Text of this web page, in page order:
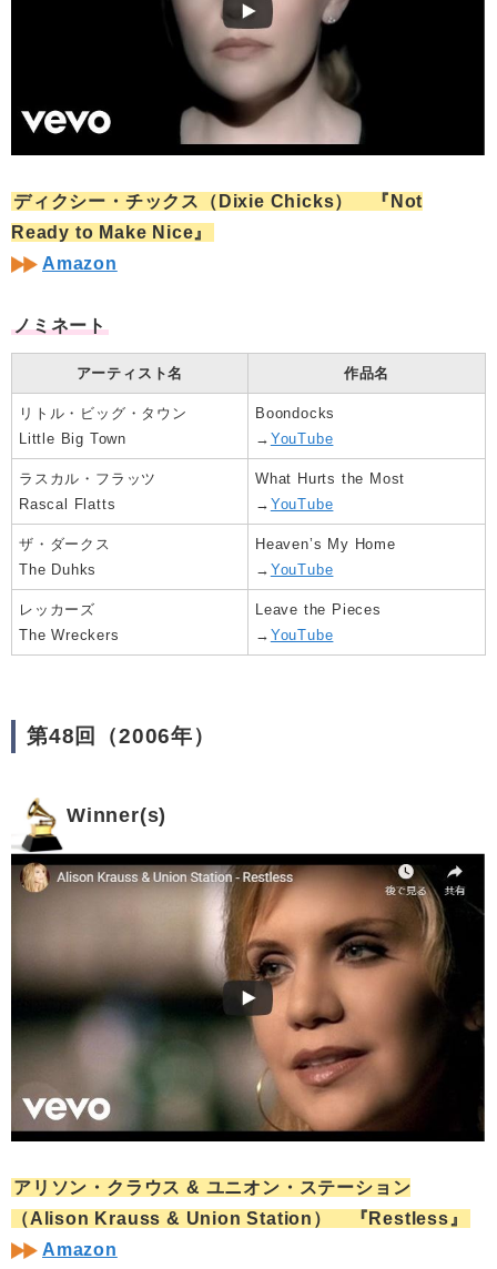
ディクシー・チックス（Dixie Chicks） 『Not
Ready to Make Nice』
Amazon
ノミネート
アーティスト名 作品名
リトル・ビッグ・タウン
Little Big Town
Boondocks
→ YouTube
ラスカル・フラッツ
Rascal Flatts
What Hurts the Most
→ YouTube
ザ・ダークス
The Duhks
Heaven’s My Home
→ YouTube
レッカーズ
The Wreckers
Leave the Pieces
→ YouTube
第48回（2006年）
Winner(s)
アリソン・クラウス & ユニオン・ステーション
（Alison Krauss & Union Station） 『Restless』
Amazon